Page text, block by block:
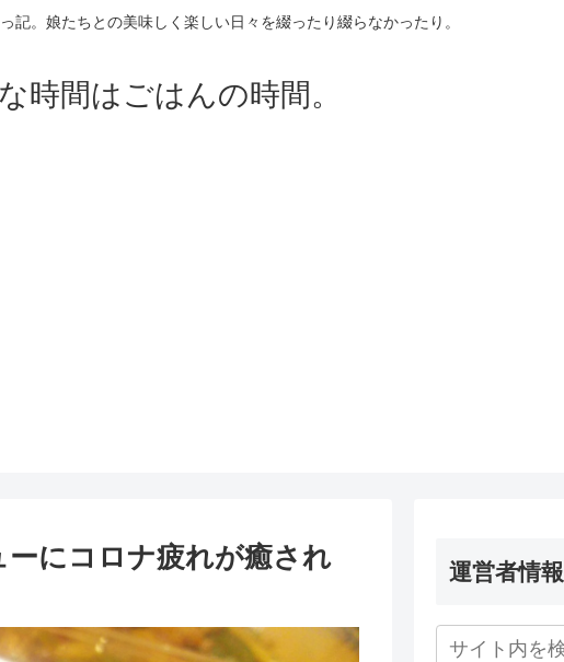
記。娘たちとの美味しく楽しい日々を綴ったり綴らなかったり。
時間はごはんの時間。
にコロナ疲れが癒され
運営者情報